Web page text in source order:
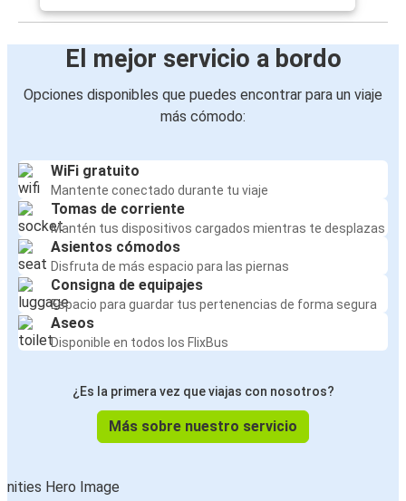
El mejor servicio a bordo
Opciones disponibles que puedes encontrar para un viaje
más cómodo:
WiFi gratuito
Mantente conectado durante tu viaje
Tomas de corriente
Mantén tus dispositivos cargados mientras te desplazas
Asientos cómodos
Disfruta de más espacio para las piernas
Consigna de equipajes
Espacio para guardar tus pertenencias de forma segura
Aseos
Disponible en todos los FlixBus
¿Es la primera vez que viajas con nosotros?
Más sobre nuestro servicio